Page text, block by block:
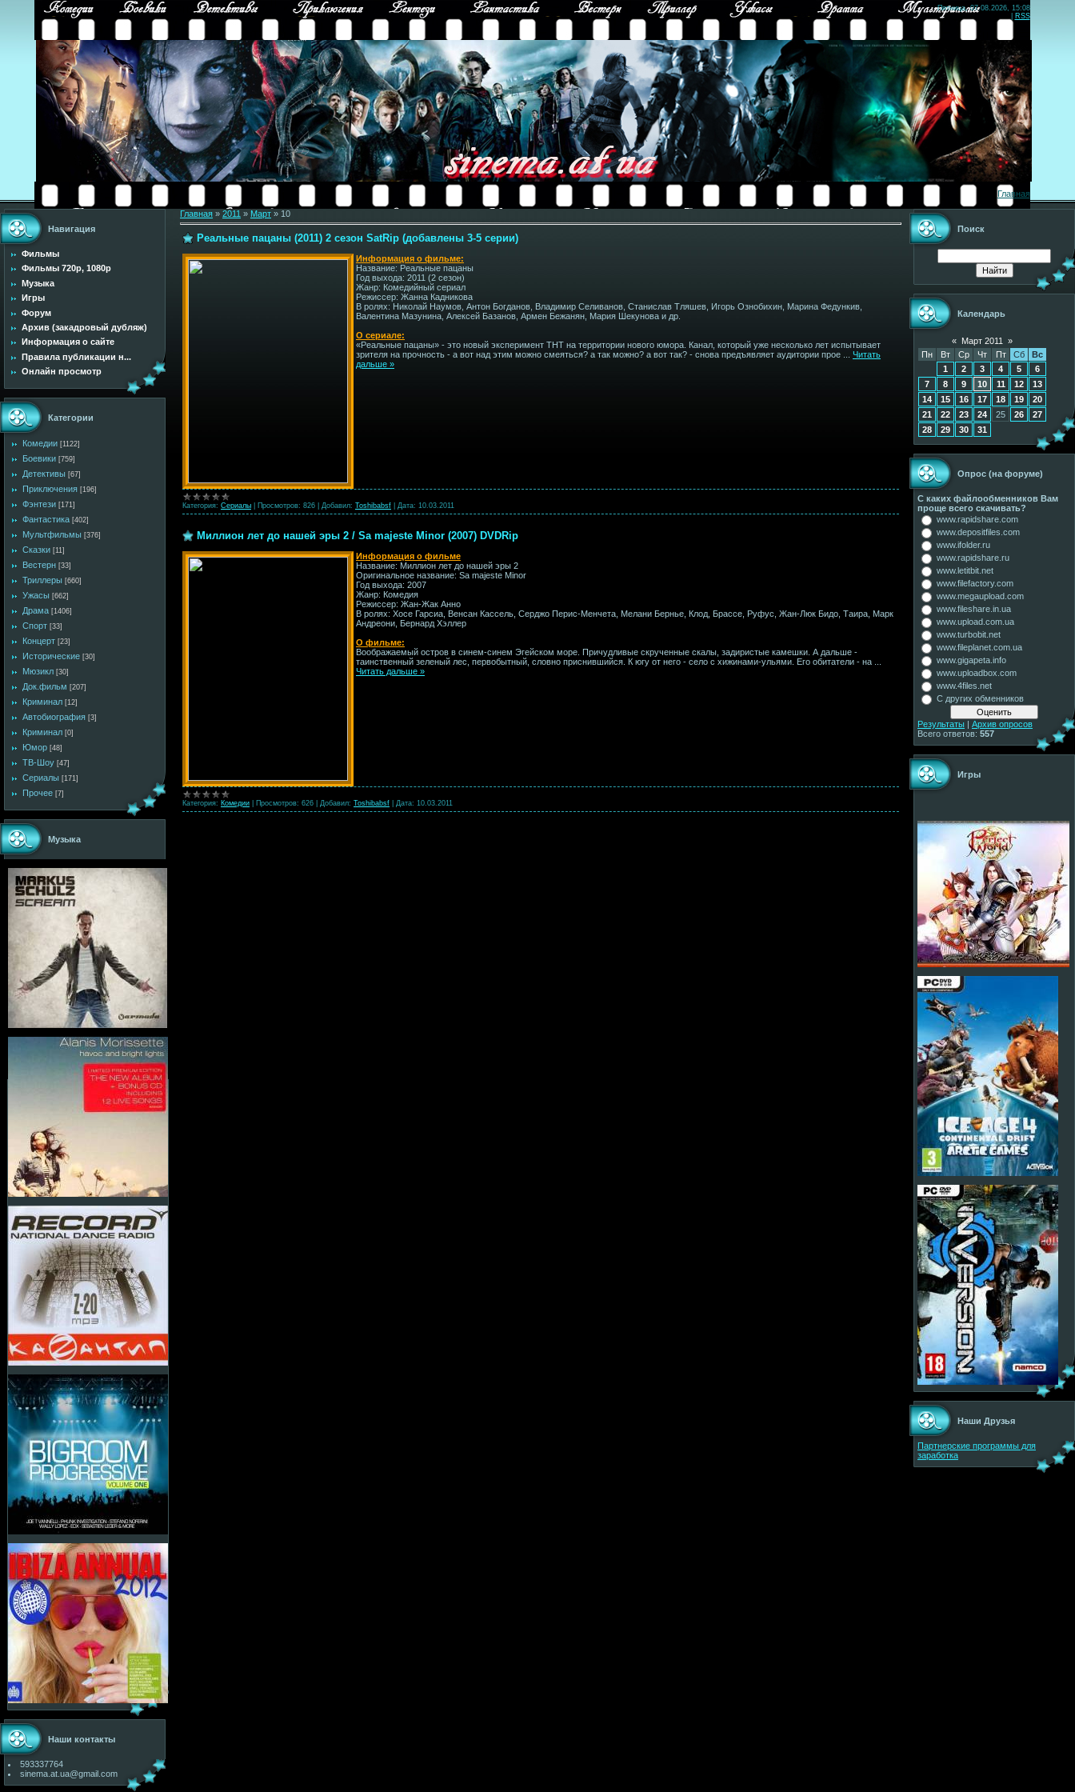
Пятница, 07.08.2026, 15:08
RSS
Главная
Навигация
Фильмы
Фильмы 720p, 1080p
Музыка
Игры
Форум
Архив (закадровый дубляж)
Информация о сайте
Правила публикации н...
Онлайн просмотр
Категории
Комедии [1122]
Боевики [759]
Детективы [67]
Приключения [196]
Фэнтези [171]
Фантастика [402]
Мультфильмы [376]
Сказки [11]
Вестерн [33]
Триллеры [660]
Ужасы [662]
Драма [1406]
Спорт [33]
Концерт [23]
Исторические [30]
Мюзикл [30]
Док.фильм [207]
Криминал [12]
Автобиография [3]
Криминал [0]
Юмор [48]
ТВ-Шоу [47]
Сериалы [171]
Прочее [7]
Музыка
Наши контакты
593337764
sinema.at.ua@gmail.com
Главная » 2011 » Март » 10
Реальные пацаны (2011) 2 сезон SatRip (добавлены 3-5 серии)
Информация о фильме:
Название: Реальные пацаны
Год выхода: 2011 (2 сезон)
Жанр: Комедийный сериал
Режиссер: Жанна Кадникова
В ролях: Николай Наумов, Антон Богданов, Владимир Селиванов, Станислав Тляшев, Игорь Ознобихин, Марина Федункив,
Валентина Мазунина, Алексей Базанов, Армен Бежанян, Мария Шекунова и др.
О сериале:
«Реальные пацаны» - это новый эксперимент ТНТ на территории нового юмора. Канал, который уже несколько лет испытывает
зрителя на прочность - а вот над этим можно смеяться? а так можно? а вот так? - снова предъявляет аудитории прое
Читать
дальше »
Категория: Сериалы Просмотров: 826 Добавил: Toshibabsf Дата: 10.03.2011
Миллион лет до нашей эры 2 / Sa majeste Minor (2007) DVDRip
Информация о фильме
Название: Миллион лет до нашей эры 2
Оригинальное название: Sa majeste Minor
Год выхода: 2007
Жанр: Комедия
Режиссер: Жан-Жак Анно
В ролях: Хосе Гарсиа, Венсан Кассель, Серджо Перис-Менчета, Мелани Бернье, Клод, Брассе, Руфус, Жан-Люк Бидо, Таира, Марк
Андреони, Бернард Хэллер
О фильме:
Воображаемый остров в синем-синем Эгейском море. Причудливые скрученные скалы, задиристые камешки. А дальше -
таинственный зеленый лес, первобытный, словно приснившийся. К югу от него - село с хижинами-ульями. Его обитатели - на
Читать дальше »
Категория: Комедии Просмотров: 626 Добавил: Toshibabsf Дата: 10.03.2011
Поиск
Календарь
« Март 2011
»
Пн
Вт Ср Чт Пт Сб
Вс
1
2 3 4 5
6
7
8 9 10 11 12
13
14
15 16 17 18 19
20
21
22 23 24 25 26
27
28
29 30 31
Опрос (на форуме)
С каких файлообменников Вам
проще всего скачивать?
www.rapidshare.com
www.depositfiles.com
www.ifolder.ru
www.rapidshare.ru
www.letitbit.net
www.filefactory.com
www.megaupload.com
www.fileshare.in.ua
www.upload.com.ua
www.turbobit.net
www.fileplanet.com.ua
www.gigapeta.info
www.uploadbox.com
www.4files.net
С других обменников
Результаты | Архив опросов
Всего ответов: 557
Игры
Наши Друзья
Партнерские программы для
заработка